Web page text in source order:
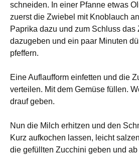
schneiden. In einer Pfanne etwas
zuerst die Zwiebel mit Knoblauch
Paprika dazu und zum Schluss das
dazugeben und ein paar Minuten
pfeffern.
Eine Auflaufform einfetten und die
verteilen. Mit dem Gemüse füllen.
drauf geben.
Nun die Milch erhitzen und den
Kurz aufkochen lassen, leicht
die gefüllten Zucchini geben und